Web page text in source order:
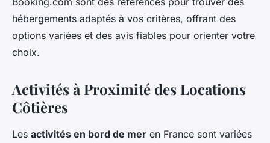
hébergements adaptés à vos critères, offrant des
options variées et des avis fiables pour orienter votre
choix.
Activités à Proximité des Locations
Côtières
Les activités en bord de mer en France sont variées